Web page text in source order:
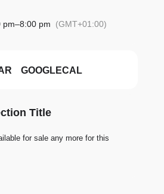
pm–8:00 pm (GMT+01:00)
GOOGLECAL
Title
for sale any more for this